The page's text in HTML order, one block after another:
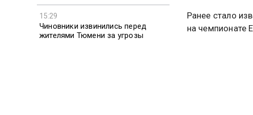
15:29
Чиновники извинились перед
жителями Тюмени за угрозы
Ранее стало
на чемпионате